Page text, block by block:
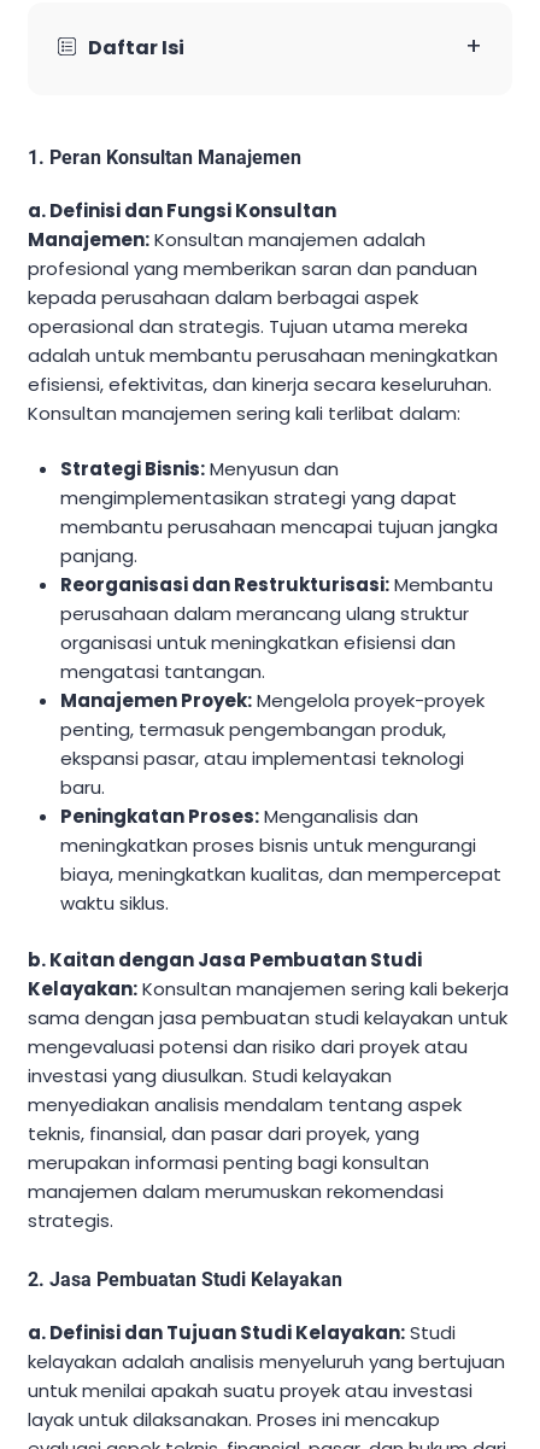
Daftar Isi +
1. Peran Konsultan Manajemen
a. Definisi dan Fungsi Konsultan
Manajemen:Konsultan manajemen adalah
profesional yang memberikan saran dan panduan
kepada perusahaan dalam berbagai aspek
operasional dan strategis. Tujuan utama mereka
adalah untuk membantu perusahaan meningkatkan
efisiensi, efektivitas, dan kinerja secara keseluruhan.
Konsultan manajemen sering kali terlibat dalam:
Strategi Bisnis:Menyusun dan
mengimplementasikan strategi yang dapat
membantu perusahaan mencapai tujuan jangka
panjang.
Reorganisasi dan Restrukturisasi:Membantu
perusahaan dalam merancang ulang struktur
organisasi untuk meningkatkan efisiensi dan
mengatasi tantangan.
Manajemen Proyek:Mengelola proyek-proyek
penting, termasuk pengembangan produk,
ekspansi pasar, atau implementasi teknologi
baru.
Peningkatan Proses:Menganalisis dan
meningkatkan proses bisnis untuk mengurangi
biaya, meningkatkan kualitas, dan mempercepat
waktu siklus.
b. Kaitan dengan Jasa Pembuatan Studi
Kelayakan:Konsultan manajemen sering kali bekerja
sama dengan jasa pembuatan studi kelayakan untuk
mengevaluasi potensi dan risiko dari proyek atau
investasi yang diusulkan. Studi kelayakan
menyediakan analisis mendalam tentang aspek
teknis, finansial, dan pasar dari proyek, yang
merupakan informasi penting bagi konsultan
manajemen dalam merumuskan rekomendasi
strategis.
2. Jasa Pembuatan Studi Kelayakan
a. Definisi dan Tujuan Studi Kelayakan:Studi
kelayakan adalah analisis menyeluruh yang bertujuan
untuk menilai apakah suatu proyek atau investasi
layak untuk dilaksanakan. Proses ini mencakup